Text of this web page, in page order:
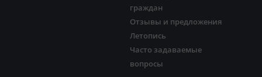
граждан
Отзывы и предложения
Летопись
Часто задаваемые
вопросы